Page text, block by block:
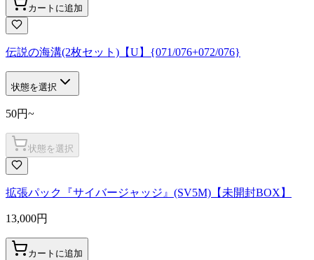
カートに追加
伝説の海溝(2枚セット)【U】{071/076+072/076}
状態を選択
50円~
状態を選択
拡張パック『サイバージャッジ』(SV5M)【未開封BOX】
13,000円
カートに追加